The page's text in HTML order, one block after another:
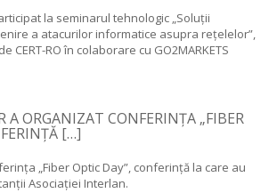
la seminarul tehnologic „Soluții
a atacurilor informatice asupra rețelelor”,
CERT-RO în colaborare cu GO2MARKETS
A ORGANIZAT CONFERINȚA „FIBER
[…]
„Fiber Optic Day”, conferință la care au
Asociației Interlan.